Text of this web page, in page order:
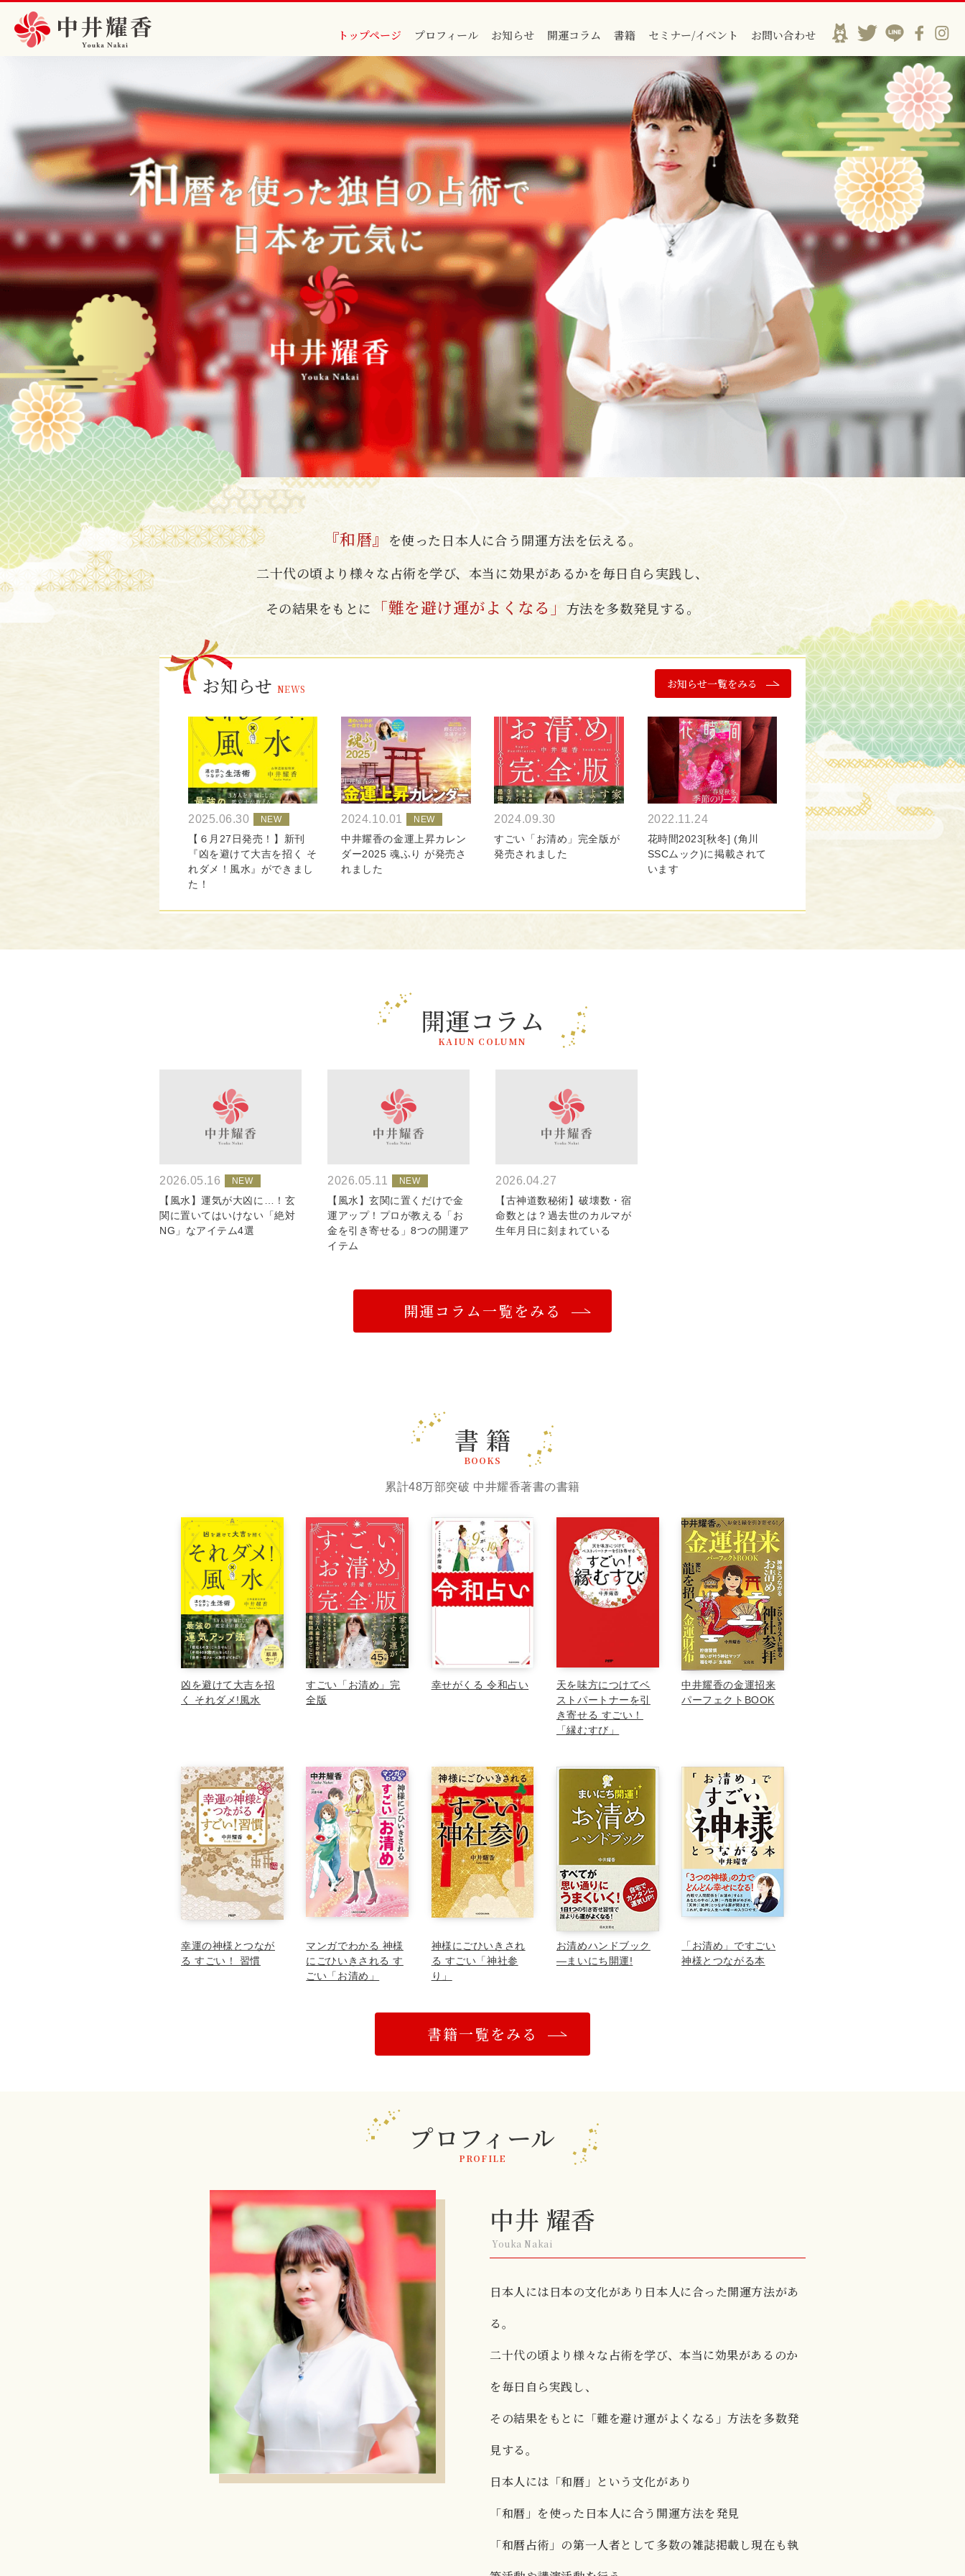
トップページ プロフィール お知らせ 開運コラム 書籍 セミナー/イベント お問い合わせ
『和暦』 を使った 日本人に合う開運方法を伝える。
二十代の頃より様々な占術を学び、 本当に効果があるかを毎日自ら実践し、
その結果をもとに
「難を避け運がよくなる」 方法を多数発見する。
お知らせ NEWS お知らせ一覧をみる
2025.06.30
【６月27日発売！】新刊
『凶を避けて大吉を招く そ
れダメ！風水』ができまし
た！
2024.10.01
中井耀香の金運上昇カレン
ダー2025 魂ふり が発売さ
れました
2024.09.30
すごい「お清め」完全版が
発売されました
2022.11.24
花時間2023[秋冬] (角川
SSCムック)に掲載されて
います
開運コラム
KAIUN COLUMN
2026.05.16
【風水】運気が大凶に…！玄
関に置いてはいけない「絶対
NG」なアイテム4選
2026.05.11
【風水】玄関に置くだけで金
運アップ！プロが教える「お
金を引き寄せる」8つの開運ア
イテム
2026.04.27
【古神道数秘術】破壊数・宿
命数とは？過去世のカルマが
生年月日に刻まれている
開運コラム一覧をみる
書 籍
BOOKS
累計48万部突破 中井耀香著書の書籍
凶を避けて大吉を招
く それダメ!風水
すごい「お清め」完
全版
幸せがくる 令和占い
天を味方につけてベ
ストパートナーを引
き寄せる すごい！
「縁むすび」
中井耀香の金運招来
パーフェクトBOOK
幸運の神様とつなが
る すごい！ 習慣
マンガでわかる 神様
にごひいきされる す
ごい「お清め」
神様にごひいきされ
る すごい「神社参
り」
お清めハンドブック
―まいにち開運!
「お清め」ですごい
神様とつながる本
書籍一覧をみる
プロフィール
PROFILE
中井 耀香
Youka Nakai
日本人には日本の文化があり日本人に合った開運方法があ
る。
二十代の頃より様々な占術を学び、本当に効果があるのか
を毎日自ら実践し、
その結果をもとに「難を避け運がよくなる」方法を多数発
見する。
日本人には「和暦」という文化があり
「和暦」を使った日本人に合う開運方法を発見
「和暦占術」の第一人者として多数の雑誌掲載し現在も執